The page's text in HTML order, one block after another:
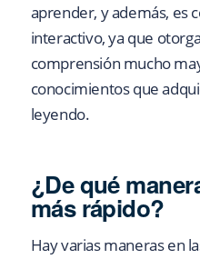
aprender, y además, es
interactivo, ya que
comprensión mucho
conocimientos que
leyendo.
¿De qué
más rápido?
Hay varias maneras en